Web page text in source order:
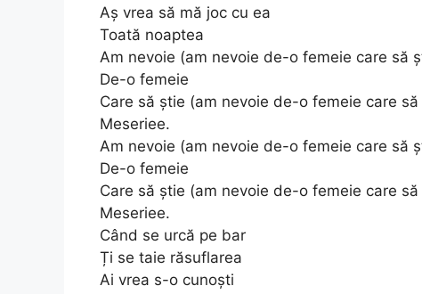
Aș vrea să mă joc cu ea
Toată noaptea
Am nevoie (am nevoie de-o femeie care să
De-o femeie
Care să știe (am nevoie de-o femeie care
Meseriee.
Am nevoie (am nevoie de-o femeie care să
De-o femeie
Care să știe (am nevoie de-o femeie care
Meseriee.
Când se urcă pe bar
Ți se taie răsuflarea
Ai vrea s-o cunoști